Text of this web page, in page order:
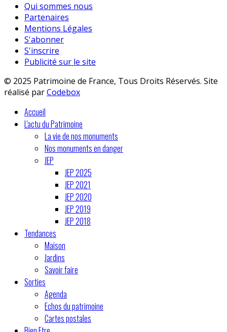
Qui sommes nous
Partenaires
Mentions Légales
S'abonner
S'inscrire
Publicité sur le site
© 2025 Patrimoine de France, Tous Droits Réservés. Site
réalisé parCodebox
Accueil
L'actu du Patrimoine
La vie de nos monuments
Nos monuments en danger
JEP
JEP 2025
JEP 2021
JEP 2020
JEP 2019
JEP 2018
Tendances
Maison
Jardins
Savoir faire
Sorties
Agenda
Echos du patrimoine
Cartes postales